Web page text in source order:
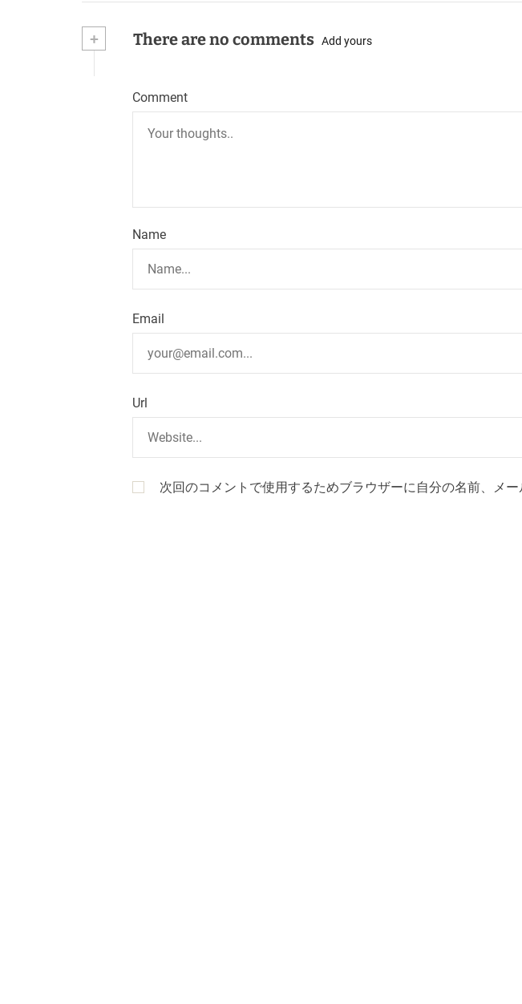
+ There are no comments Add yours
Comment
Name
Email
Url
次回のコメントで使用するためブラウザーに自分の名前、メー